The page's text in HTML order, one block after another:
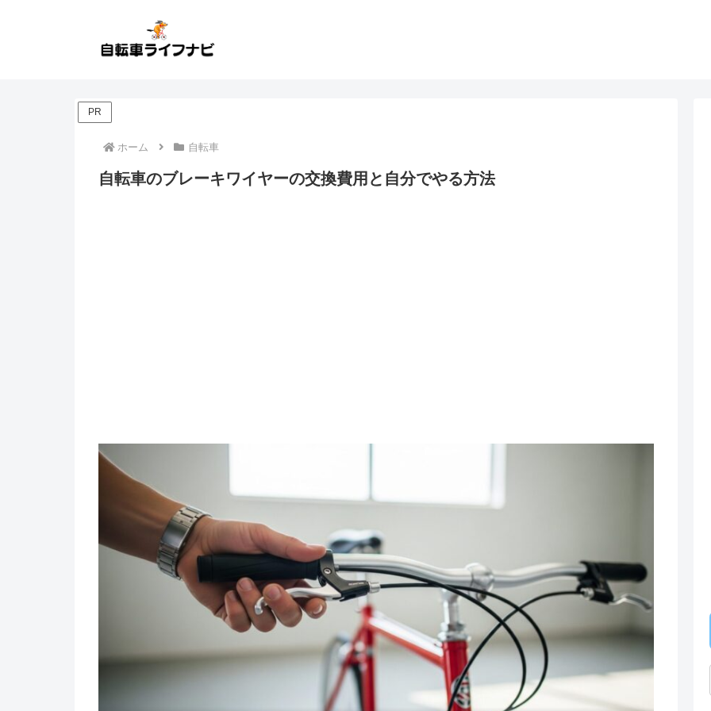
PR
ホーム 自転車
自転車のブレーキワイヤーの交換費用と自分でやる方法